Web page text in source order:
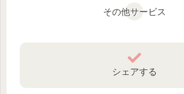
その他サービス
シェアする